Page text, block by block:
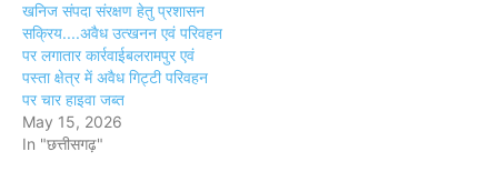
खनिज संपदा संरक्षण हेतु प्रशासन
सक्रिय....अवैध उत्खनन एवं परिवहन
पर लगातार कार्रवाईबलरामपुर एवं
पस्ता क्षेत्र में अवैध गिट्टी परिवहन
पर चार हाइवा जब्त
May 15, 2026
In "छत्तीसगढ़"